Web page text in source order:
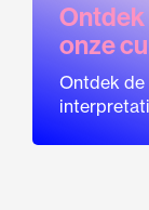
Ontdek
onze
Ontdek de